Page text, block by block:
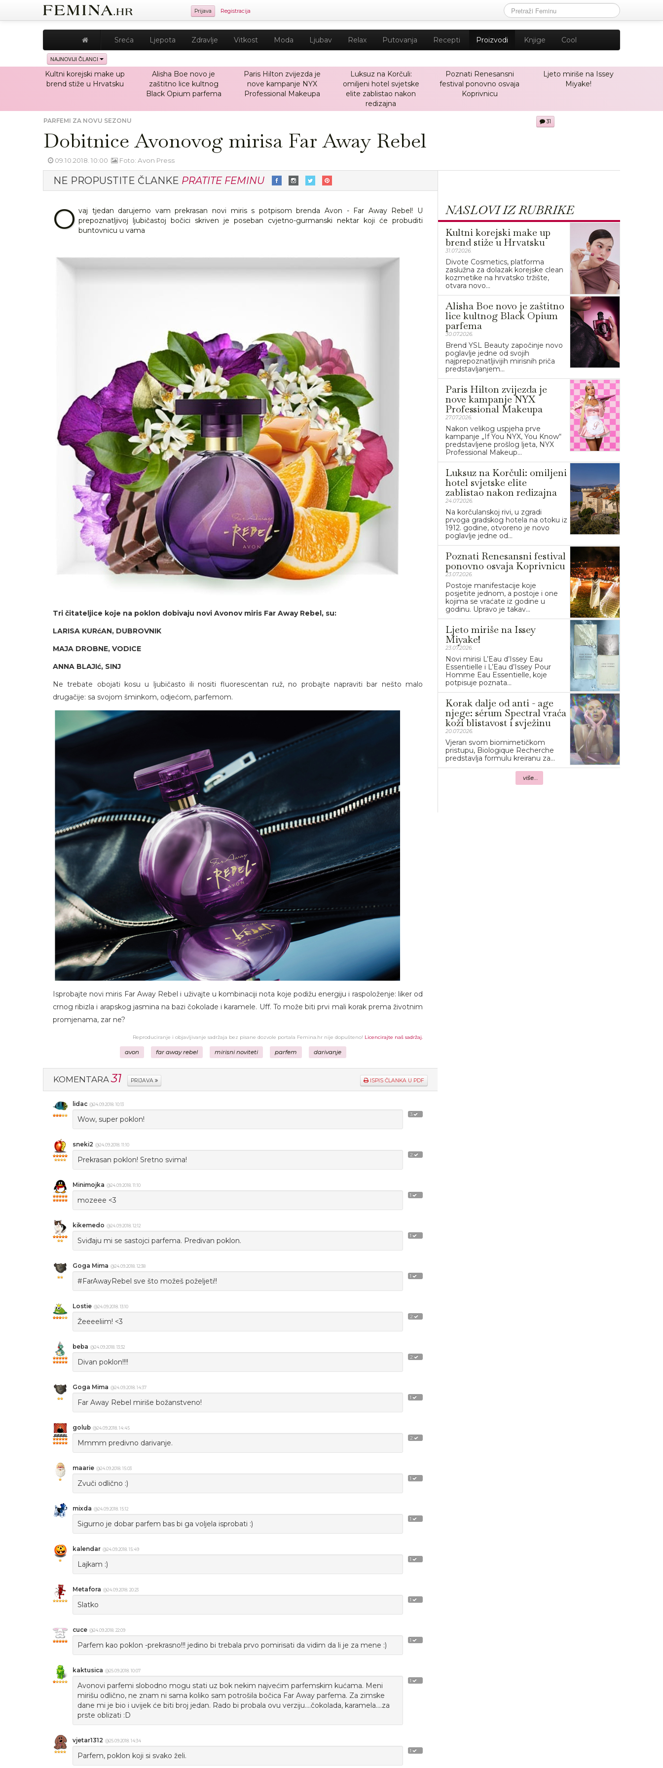
Prijava Registracija
Sreća Ljepota Zdravlje Vitkost Moda Ljubav Relax Putovanja Recepti Proizvodi Knjige Cool
NAJNOVIJI ČLANCI
Kultni korejski make up
brend stiže u Hrvatsku
Alisha Boe novo je
zaštitno lice kultnog
Black Opium parfema
Paris Hilton zvijezda je
nove kampanje NYX
Professional Makeupa
Luksuz na Korčuli:
omiljeni hotel svjetske
elite zablistao nakon
redizajna
Poznati Renesansni
festival ponovno osvaja
Koprivnicu
Ljeto miriše na Issey
Miyake!
PARFEMI ZA NOVU SEZONU
Dobitnice Avonovog mirisa Far Away Rebel
31
09.10.2018. 10:00 Foto: Avon Press
NE PROPUSTITE ČLANKE PRATITE FEMINU
O vaj tjedan darujemo vam prekrasan novi miris s potpisom brenda Avon - Far Away Rebel! U
prepoznatljivoj ljubičastoj bočici skriven je poseban cvjetno-gurmanski nektar koji će probuditi
buntovnicu u vama
Tri čitateljice koje na poklon dobivaju novi Avonov miris Far Away Rebel, su:
LARISA KURćAN, DUBROVNIK
MAJA DROBNE, VODICE
ANNA BLAJIć, SINJ
Ne trebate obojati kosu u ljubičasto ili nositi fluorescentan ruž, no probajte napraviti bar nešto malo
drugačije: sa svojom šminkom, odjećom, parfemom.
Isprobajte novi miris Far Away Rebel i uživajte u kombinaciji nota koje podižu energiju i raspoloženje: liker od
crnog ribizla i arapskog jasmina na bazi čokolade i karamele. Uff. To može biti prvi mali korak prema životnim
promjenama, zar ne?
Reproduciranje i objavljivanje sadržaja bez pisane dozvole portala Femina.hr nije dopušteno! Licencirajte naš sadržaj.
avon far away rebel mirisni noviteti parfem darivanje
KOMENTARA31 PRIJAVA ISPIS ČLANKA U PDF
3
lidac @24.09.2018. 10:13
Wow, super poklon!
2
sneki2 @24.09.2018. 11:10
Prekrasan poklon! Sretno svima!
1
Minimojka @24.09.2018. 11:10
mozeee <3
1
kikemedo @24.09.2018. 12:12
Sviđaju mi se sastojci parfema. Predivan poklon.
1
Goga Mima @24.09.2018. 12:38
#FarAwayRebel sve što možeš poželjeti!!
2
Lostie @24.09.2018. 13:10
Žeeeeliim! <3
2
beba @24.09.2018. 13:32
Divan poklon!!!!
1
Goga Mima @24.09.2018. 14:37
Far Away Rebel miriše božanstveno!
2
golub @24.09.2018. 14:45
Mmmm predivno darivanje.
1
maarie @24.09.2018. 15:03
Zvuči odlično :)
1
mixda @24.09.2018. 15:12
Sigurno je dobar parfem bas bi ga voljela isprobati :)
1
kalendar @24.09.2018. 15:49
Lajkam :)
1
Metafora @24.09.2018. 20:23
Slatko
1
cuce @24.09.2018. 22:09
Parfem kao poklon -prekrasno!!! jedino bi trebala prvo pomirisati da vidim da li je za mene :)
1
kaktusica @25.09.2018. 10:07
Avonovi parfemi slobodno mogu stati uz bok nekim najvećim parfemskim kućama. Meni
mirišu odlično, ne znam ni sama koliko sam potrošila bočica Far Away parfema. Za zimske
dane mi je bio i uvijek će biti broj jedan. Rado bi probala ovu verziju....čokolada, karamela....za
prste oblizati :D
1
vjetar1312 @25.09.2018. 14:34
Parfem, poklon koji si svako želi.
NASLOVI IZ RUBRIKE
Kultni korejski make up
brend stiže u Hrvatsku
31.07.2026.
Divote Cosmetics, platforma
zaslužna za dolazak korejske clean
kozmetike na hrvatsko tržište,
otvara novo...
Alisha Boe novo je zaštitno
lice kultnog Black Opium
parfema
30.07.2026.
Brend YSL Beauty započinje novo
poglavlje jedne od svojih
najprepoznatljivijih mirisnih priča
predstavljanjem...
Paris Hilton zvijezda je
nove kampanje NYX
Professional Makeupa
27.07.2026.
Nakon velikog uspjeha prve
kampanje „If You NYX, You Know“
predstavljene prošlog ljeta, NYX
Professional Makeup...
Luksuz na Korčuli: omiljeni
hotel svjetske elite
zablistao nakon redizajna
24.07.2026.
Na korčulanskoj rivi, u zgradi
prvoga gradskog hotela na otoku iz
1912. godine, otvoreno je novo
poglavlje jedne od...
Poznati Renesansni festival
ponovno osvaja Koprivnicu
23.07.2026.
Postoje manifestacije koje
posjetite jednom, a postoje i one
kojima se vraćate iz godine u
godinu. Upravo je takav...
Ljeto miriše na Issey
Miyake!
23.07.2026.
Novi mirisi L’Eau d’Issey Eau
Essentielle i L’Eau d’Issey Pour
Homme Eau Essentielle, koje
potpisuje poznata...
Korak dalje od anti - age
njege: sérum Spectral vraća
koži blistavost i svježinu
20.07.2026.
Vjeran svom biomimetičkom
pristupu, Biologique Recherche
predstavlja formulu kreiranu za...
više...